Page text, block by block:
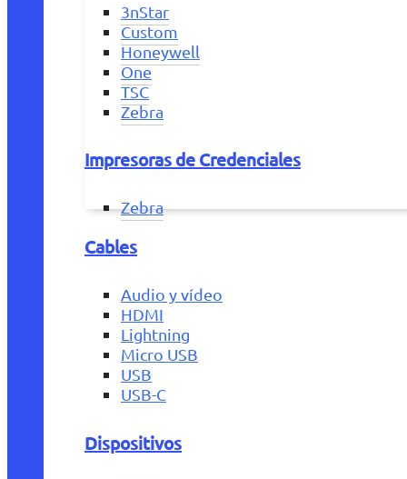
3nStar
Custom
Honeywell
One
TSC
Zebra
Impresoras de Credenciales
Zebra
Cables
Audio y vídeo
HDMI
Lightning
Micro USB
USB
USB-C
Dispositivos